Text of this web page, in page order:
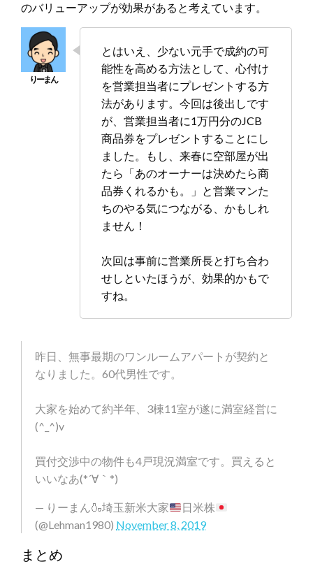
のバリューアップが効果があると考えています。
とはいえ、少ない元手で成約の可
能性を高める方法として、心付け
を営業担当者にプレゼントする方
法があります。今回は後出しです
が、営業担当者に1万円分のJCB
商品券をプレゼントすることにし
ました。もし、来春に空部屋が出
たら「あのオーナーは決めたら商
品券くれるかも。」と営業マンた
ちのやる気につながる、かもしれ
ません！
次回は事前に営業所長と打ち合わ
せしといたほうが、効果的かもで
すね。
昨日、無事最期のワンルームアパートが契約と
なりました。60代男性です。
大家を始めて約半年、3棟11室が遂に満室経営に
(^_^)v
買付交渉中の物件も4戸現況満室です。買えると
いいなあ(*´∀｀*)
— りーまん🍶埼玉新米大家
日米株
(@Lehman1980) November 8, 2019
まとめ